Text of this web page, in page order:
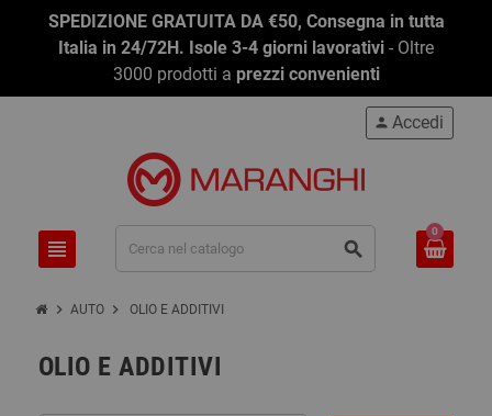
SPEDIZIONE GRATUITA DA €50, Consegna in tutta
Italia in 24/72H. Isole 3-4 giorni lavorativi - Oltre
3000 prodotti a prezzi convenienti
view_headline search
person Accedi
0
chevron_right AUTO chevron_right OLIO E ADDITIVI
OLIO E ADDITIVI